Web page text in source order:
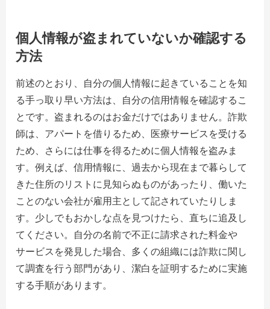
個人情報が盗まれていないか確認する
方法
前述のとおり、自分の個人情報に起きていることを知
る手っ取り早い方法は、自分の信用情報を確認するこ
とです。盗まれるのはお金だけではありません。詐欺
師は、アパートを借りるため、医療サービスを受ける
ため、さらには仕事を得るために個人情報を盗みま
す。例えば、信用情報に、過去から現在まで暮らして
きた住所のリストに見知らぬものがあったり、働いた
ことのない会社が雇用主として記されていたりしま
す。少しでもおかしな点を見つけたら、直ちに追及し
てください。自分の名前で不正に請求された料金や
サービスを発見した場合、多くの組織には詐欺に関し
て調査を行う部門があり、潔白を証明するために実施
する手順があります。